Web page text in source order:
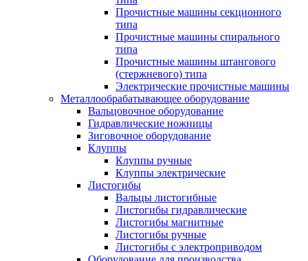
Прочистные машины секционного
типа
Прочистные машины спирального
типа
Прочистные машины штангового
(стержневого) типа
Электрические прочистные машины
Металлообрабатывающее оборудование
Вальцовочное оборудование
Гидравлические ножницы
Зиговочное оборудование
Клуппы
Клуппы ручные
Клуппы электрические
Листогибы
Вальцы листогибные
Листогибы гидравлические
Листогибы магнитные
Листогибы ручные
Листогибы с электроприводом